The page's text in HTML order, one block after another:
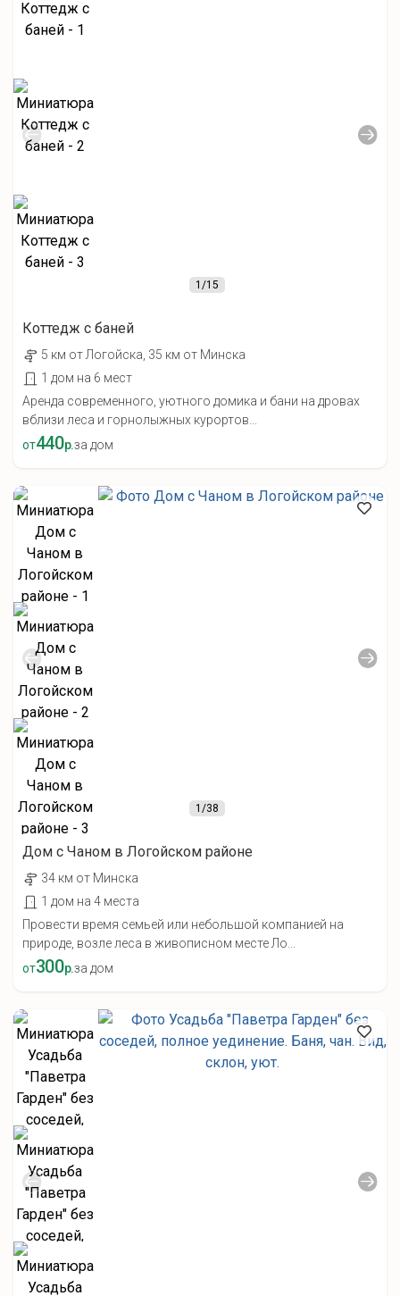
1/15
Коттедж с баней
5 км от Лoгойcка, 35 км от Минска
1 дом на 6 мест
Аренда современного, уютного домика и бани на дровах
вблизи леса и горнолыжных курортов...
от440р.за дом
1/38
Дом с Чаном в Логойском районе
34 км от Минска
1 дом на 4 места
Провести время семьей или небольшой компанией на
природе, возле леса в живописном месте Ло...
от300р.за дом